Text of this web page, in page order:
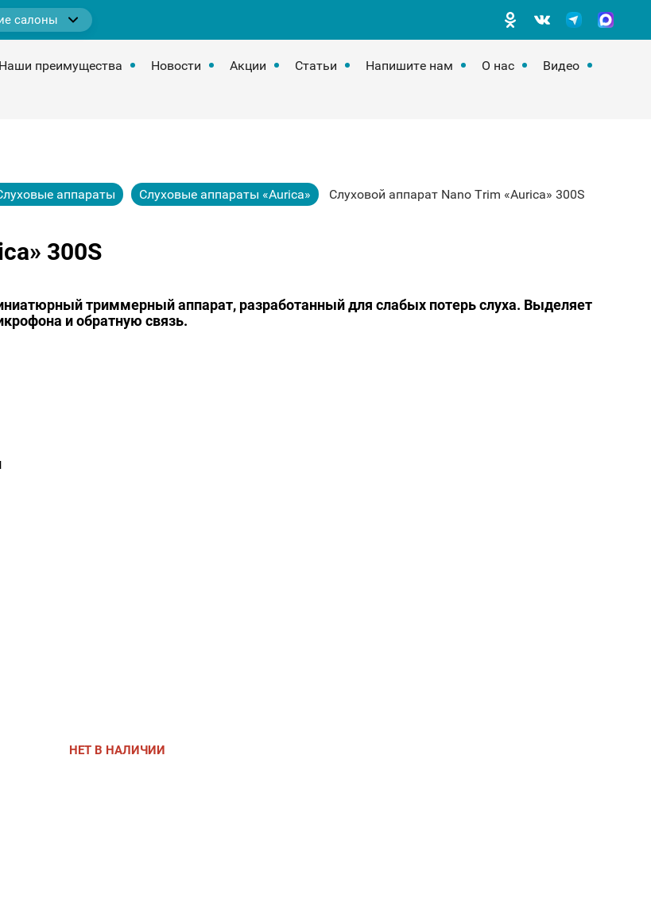
салоны
Наши преимущества Новости Акции Статьи Напишите нам О нас
Видео
аппараты Слуховые аппараты «Aurica» Слуховой аппарат Nano Trim «Aurica» 300S
300S
триммерный аппарат, разработанный для слабых потерь слуха. Выделяет
и обратную связь.
НЕТ В НАЛИЧИИ